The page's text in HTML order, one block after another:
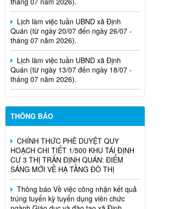
Lịch làm việc tuần UBND xã Định
Quán (từ ngày 20/07 đến ngày 26/07 -
tháng 07 năm 2026).
Lịch làm việc tuần UBND xã Định
Quán (từ ngày 13/07 đến ngày 18/07 -
tháng 07 năm 2026).
THÔNG BÁO
Nghị Quyết Về việc sắp xếp, điều
chỉnh, đổi tên các ấp trên địa bàn xã
Định Quán
CHÍNH THỨC PHÊ DUYỆT QUY
HOẠCH CHI TIẾT 1/500 KHU TÁI ĐỊNH
CƯ 3 THỊ TRẤN ĐỊNH QUÁN: ĐIỂM
SÁNG MỚI VỀ HẠ TẦNG ĐÔ THỊ
Thông báo Về việc công nhận kết quả
trúng tuyển kỳ tuyển dụng viên chức
ngành Giáo dục và đào tạo xã Định
Quán năm học 2025-2026